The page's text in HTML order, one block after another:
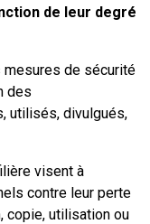
de leur degré
mesures de sécurité
des
utilisés, divulgués,
visent à
contre leur perte
copie, utilisation ou